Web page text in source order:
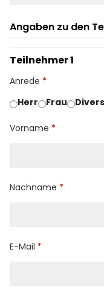
Angaben zu den
Teilnehmer 1
Anrede
Herr
Frau Divers
Vorname
Nachname
E-Mail